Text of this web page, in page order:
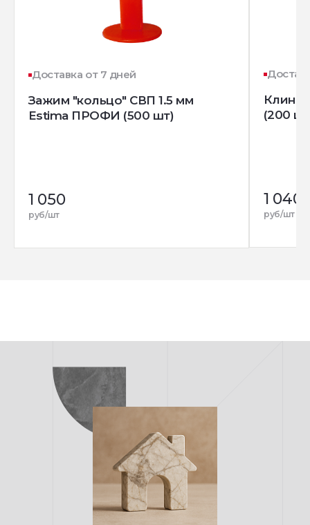
Доставка от 7 дней
Зажим "кольцо" СВП 1.5 мм
Estima ПРОФИ (500 шт)
1 050
руб/шт
Клин
(200
1 040
руб/шт